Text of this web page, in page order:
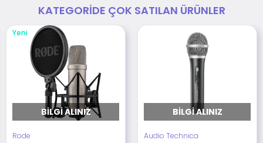
KATEGORIDE ÇOK SATILAN ÜRÜNLER
Yeni
BILGI ALINIZ
Rode
BILGI ALINIZ
Audio Technica